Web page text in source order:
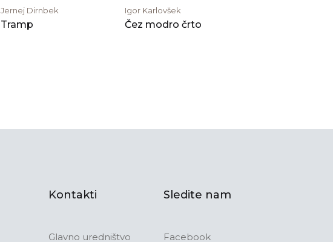
Jernej Dirnbek
Tramp
Igor Karlovšek
Čez modro črto
Kontakti
Glavno uredništvo
Sledite nam
Facebook